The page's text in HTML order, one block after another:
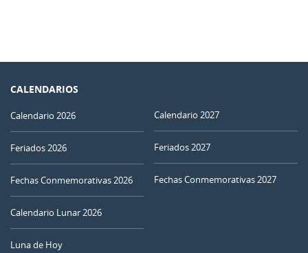
CALENDARIOS
Calendario 2026
Feriados 2026
Fechas Conmemorativas 2026
Calendario Lunar 2026
Luna de Hoy
Calendario 2027
Feriados 2027
Fechas Conmemorativas 2027